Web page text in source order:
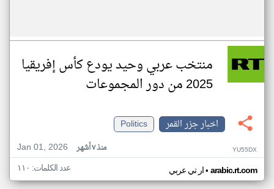
منتخب عربي وحيد يودع كأس إفريقيا
2025 من دور المجموعات
اخبار جزر القمر
Politics
Jan 01, 2026
منذ ٧ أشهر YU55DX
ار تي عربي• arabic.rt.com عدد الكلمات: ١١٠